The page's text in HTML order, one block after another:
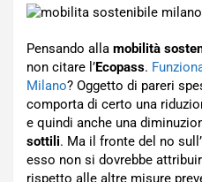
Pensando alla mobilità
non citare l’Ecopass.
Milano? Oggetto di pareri
comporta di certo una
e quindi anche una
sottili. Ma il fronte del no
esso non si dovrebbe
rispetto alle altre misure